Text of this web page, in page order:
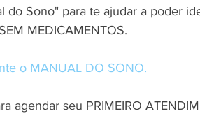
do Sono" para te ajudar a poder
MEDICAMENTOS.
o MANUAL DO SONO.
agendar seu PRIMEIRO